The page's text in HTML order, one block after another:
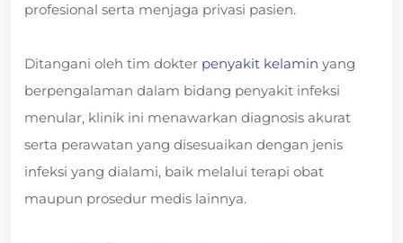
profesional serta menjaga privasi pasien.
Ditangani oleh tim dokter penyakit kelamin yang
berpengalaman dalam bidang penyakit infeksi
menular, klinik ini menawarkan diagnosis akurat
serta perawatan yang disesuaikan dengan jenis
infeksi yang dialami, baik melalui terapi obat
maupun prosedur medis lainnya.